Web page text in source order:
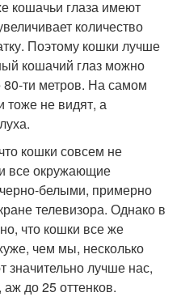
кошачьи глаза имеют
количество
Поэтому кошки лучше
кошачий глаз можно
80-ти метров. На самом
тоже не видят, а
кошки совсем не
все окружающие
белыми, примерно
телевизора. Однако в
что кошки все же
чем мы, несколько
значительно лучше нас,
аж до 25 оттенков.